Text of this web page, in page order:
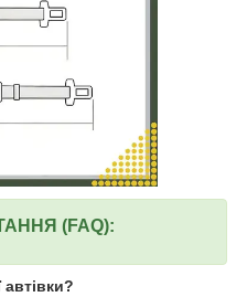
(FAQ):